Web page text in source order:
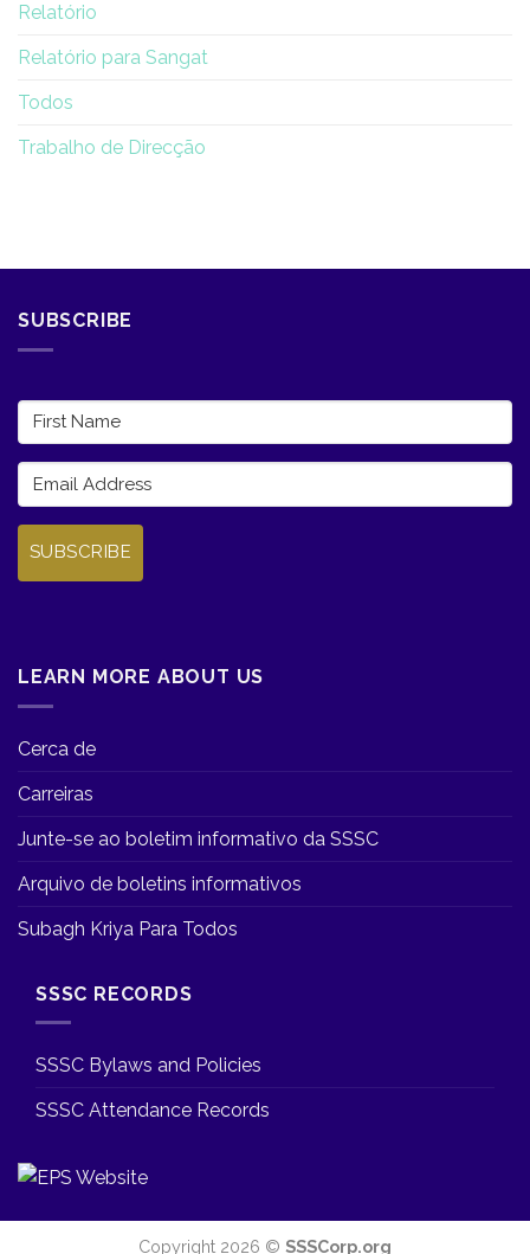
Relatório
Relatório para Sangat
Todos
Trabalho de Direcção
SUBSCRIBE
SUBSCRIBE
LEARN MORE ABOUT US
Cerca de
Carreiras
Junte-se ao boletim informativo da SSSC
Arquivo de boletins informativos
Subagh Kriya Para Todos
SSSC RECORDS
SSSC Bylaws and Policies
SSSC Attendance Records
Copyright 2026 © SSSCorp.org